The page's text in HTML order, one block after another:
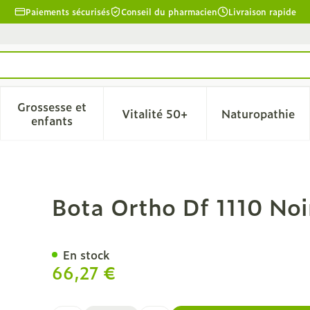
Paiements sécurisés Conseil du pharmacien Livraison rapide
Beauté, soins et hygiène
sous-menu pour la catégorie Régime, alimentation &
Grossesse et
enfantsAfficher le sous-menu pour la catégorie
Vitalité 50+Afficher le sous-menu pour
Naturopathie
Afficher
N5
Bota Ortho Df 1110
66,27 €
En stock